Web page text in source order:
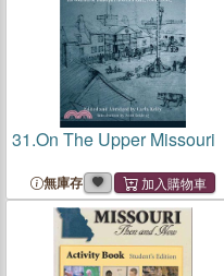
31.On The Upper Missouri
無庫存